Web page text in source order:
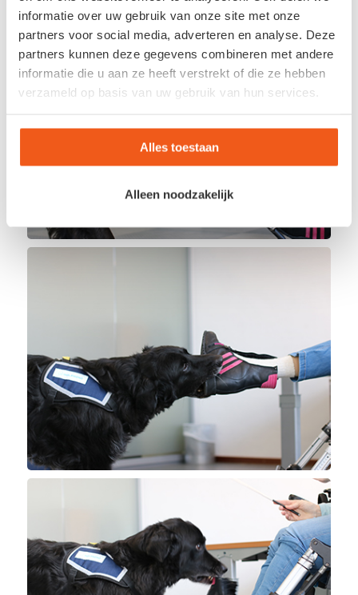
informatie over uw gebruik van onze site met onze
partners voor social media, adverteren en analyse. Deze
partners kunnen deze gegevens combineren met andere
informatie die u aan ze heeft verstrekt of die ze hebben
verzameld op basis van uw gebruik van hun services.
Alles toestaan
Alleen noodzakelijk